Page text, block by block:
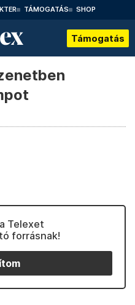
TÁMOGATÁS SHOP
Támogatás
Telexet
forrásnak!